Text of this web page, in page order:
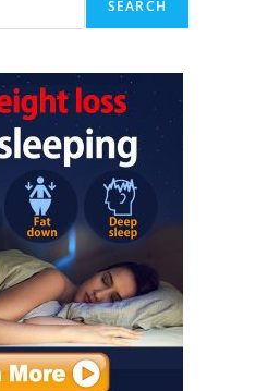
SEARCH